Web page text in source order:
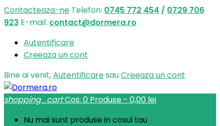
Contacteaza-ne Telefon: 0745 772 454 / 0729 706
923 E-mail: contact@dormera.ro
Autentificare
Creeaza un cont
Bine ai venit,AutentificaresauCreeaza un cont
shopping_cartCos: 0 Produse - 0,00 lei
Nu mai sunt produse in cosul tau